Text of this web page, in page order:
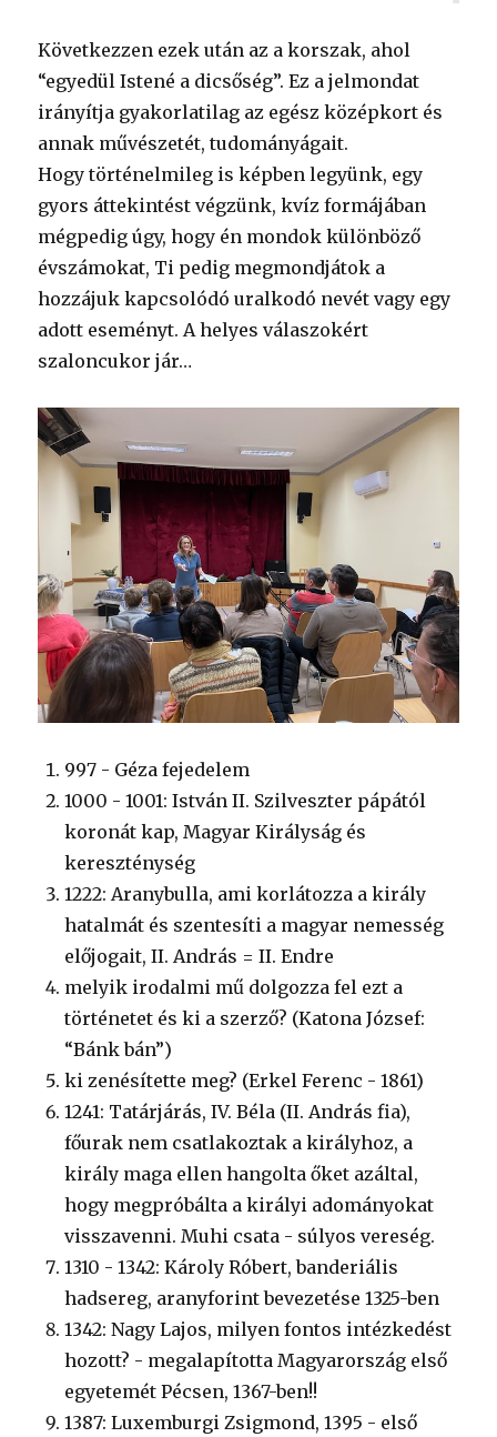
Következzen ezek után az a korszak, ahol
“egyedül Istené a dicsőség”. Ez a jelmondat
irányítja gyakorlatilag az egész középkort és
annak művészetét, tudományágait.
Hogy történelmileg is képben legyünk, egy
gyors áttekintést végzünk, kvíz formájában
mégpedig úgy, hogy én mondok különböző
évszámokat, Ti pedig megmondjátok a
hozzájuk kapcsolódó uralkodó nevét vagy egy
adott eseményt. A helyes válaszokért
szaloncukor jár…
997 - Géza fejedelem
1000 - 1001: István II. Szilveszter pápától
koronát kap, Magyar Királyság és
kereszténység
1222: Aranybulla, ami korlátozza a király
hatalmát és szentesíti a magyar nemesség
előjogait, II. András = II. Endre
melyik irodalmi mű dolgozza fel ezt a
történetet és ki a szerző? (Katona József:
“Bánk bán”)
ki zenésítette meg? (Erkel Ferenc - 1861)
1241: Tatárjárás, IV. Béla (II. András fia),
főurak nem csatlakoztak a királyhoz, a
király maga ellen hangolta őket azáltal,
hogy megpróbálta a királyi adományokat
visszavenni. Muhi csata - súlyos vereség.
1310 - 1342: Károly Róbert, banderiális
hadsereg, aranyforint bevezetése 1325-ben
1342: Nagy Lajos, milyen fontos intézkedést
hozott? - megalapította Magyarország első
egyetemét Pécsen, 1367-ben!!
1387: Luxemburgi Zsigmond, 1395 - első